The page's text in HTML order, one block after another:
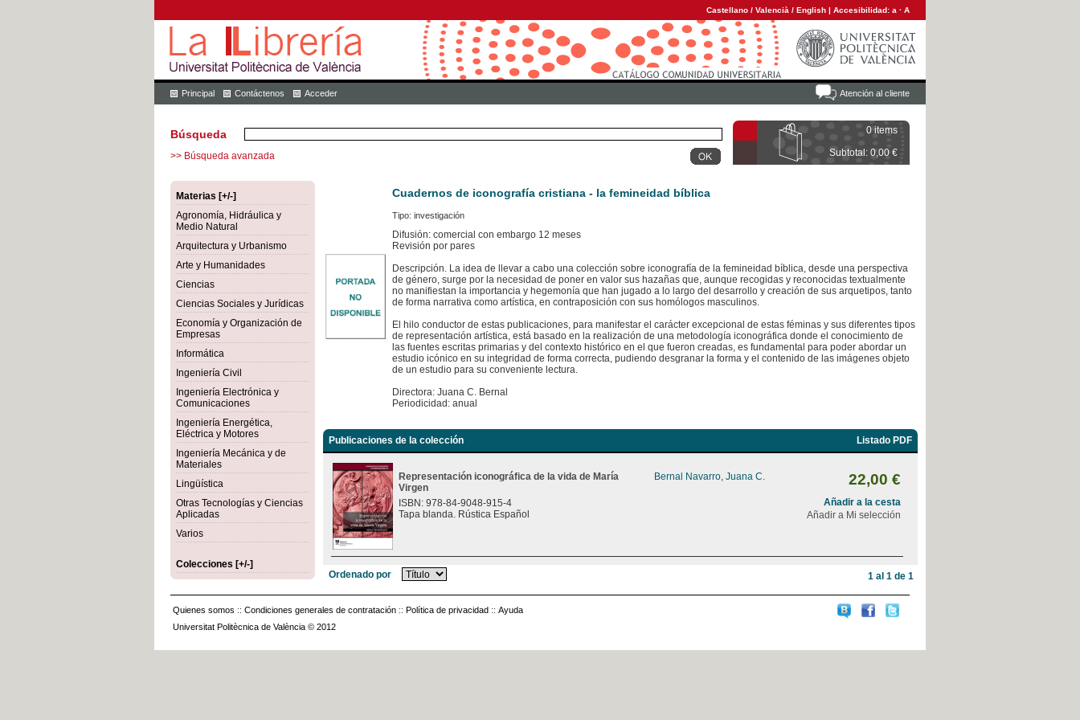
Castellano / Valencià / English | Accesibilidad: a · A
Atención al cliente
Principal Contáctenos Acceder
0 items
Subtotal: 0,00 €
Búsqueda
>> Búsqueda avanzada
Materias [+/-]
Agronomía, Hidráulica y
Medio Natural
Arquitectura y Urbanismo
Arte y Humanidades
Ciencias
Ciencias Sociales y Jurídicas
Economía y Organización de
Empresas
Informática
Ingeniería Civil
Ingeniería Electrónica y
Comunicaciones
Ingeniería Energética,
Eléctrica y Motores
Ingeniería Mecánica y de
Materiales
Lingüística
Otras Tecnologías y Ciencias
Aplicadas
Varios
Colecciones [+/-]
Cuadernos de iconografía cristiana - la femineidad bíblica
Tipo: investigación
Difusión: comercial con embargo 12 meses
Revisión por pares
Descripción. La idea de llevar a cabo una colección sobre iconografía de la femineidad bíblica, desde una perspectiva
de género, surge por la necesidad de poner en valor sus hazañas que, aunque recogidas y reconocidas textualmente
no manifiestan la importancia y hegemonía que han jugado a lo largo del desarrollo y creación de sus arquetipos, tanto
de forma narrativa como artística, en contraposición con sus homólogos masculinos.
El hilo conductor de estas publicaciones, para manifestar el carácter excepcional de estas féminas y sus diferentes tipos
de representación artística, está basado en la realización de una metodología iconográfica donde el conocimiento de
las fuentes escritas primarias y del contexto histórico en el que fueron creadas, es fundamental para poder abordar un
estudio icónico en su integridad de forma correcta, pudiendo desgranar la forma y el contenido de las imágenes objeto
de un estudio para su conveniente lectura.
Directora: Juana C. Bernal
Periodicidad: anual
Publicaciones de la colección Listado PDF
Representación iconográfica de la vida de María
Virgen
ISBN: 978-84-9048-915-4
Tapa blanda. Rústica Español
Bernal Navarro, Juana C. 22,00 €
Añadir a la cesta
Añadir a Mi selección
Ordenado por 1 al 1 de 1
Quienes somos :: Condiciones generales de contratación :: Política de privacidad :: Ayuda
Universitat Politècnica de València © 2012